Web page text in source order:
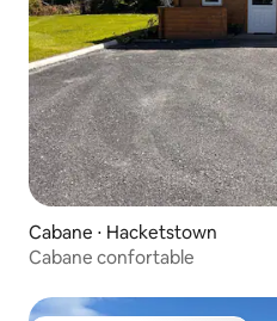
Cabane ⋅ Hacketstown
Cabane confortable